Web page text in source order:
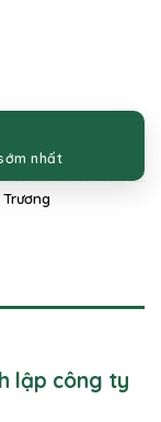
nhất
lập công ty